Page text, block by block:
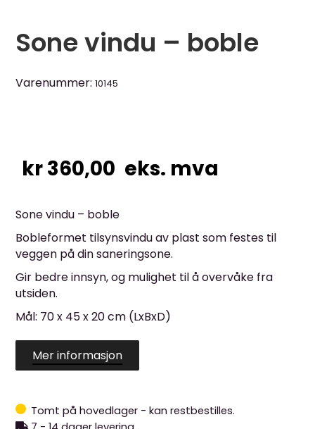
Sone vindu – boble
Varenummer: 10145
kr360,00 eks. mva
Sone vindu – boble
Bobleformet tilsynsvindu av plast som festes til
veggen på din saneringsone.
Gir bedre innsyn, og mulighet til å overvåke fra
utsiden.
Mål: 70 x 45 x 20 cm (LxBxD)
Mer informasjon
Tomt på hovedlager - kan restbestilles.